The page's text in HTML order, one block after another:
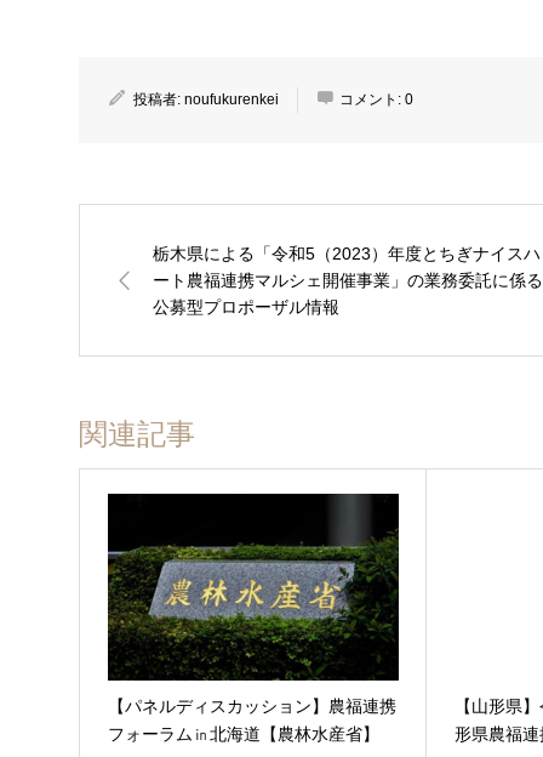
投稿者: noufukurenkei コメント: 0
栃木県による「令和5（2023）年度とちぎナイスハ
ート農福連携マルシェ開催事業」の業務委託に係る
公募型プロポーザル情報
関連記事
【パネルディスカッション】農福連携
フォーラム㏌北海道【農林水産省】
【山形県
形県農福